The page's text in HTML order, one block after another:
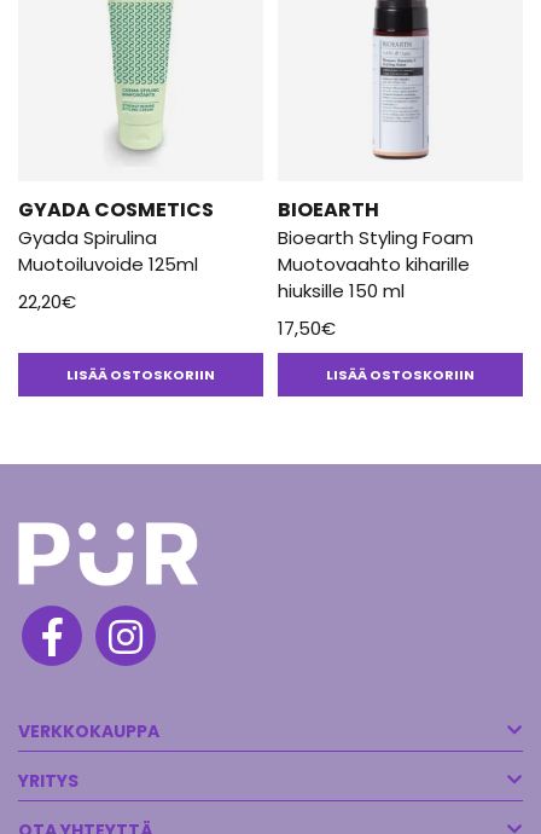
GYADA COSMETICS
Gyada Spirulina
Muotoiluvoide 125ml
22,20€
LISÄÄ OSTOSKORIIN
BIOEARTH
Bioearth Styling Foam
Muotovaahto kiharille
hiuksille 150 ml
17,50€
LISÄÄ OSTOSKORIIN
VERKKOKAUPPA
YRITYS